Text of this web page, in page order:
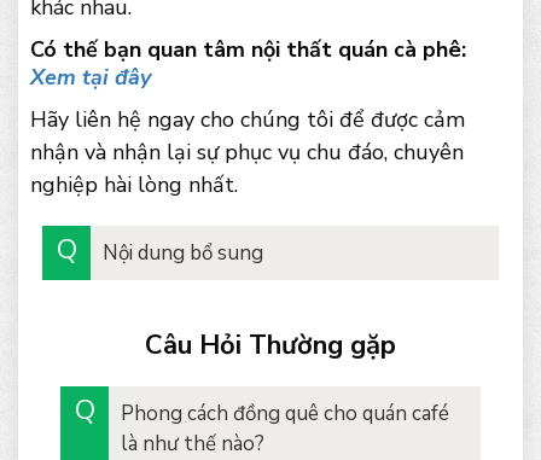
khác nhau.
Có thế bạn quan tâm nội thất quán cà phê:
Xem tại đây
Hãy liên hệ ngay cho chúng tôi để được cảm
nhận và nhận lại sự phục vụ chu đáo, chuyên
nghiệp hài lòng nhất.
Nội dung bổ sung
Câu Hỏi Thường gặp
Phong cách đồng quê cho quán café
là như thế nào?